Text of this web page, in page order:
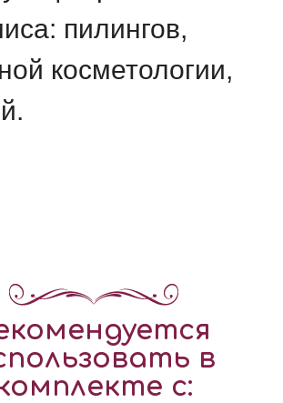
пилингов,
косметологии,
в
с: